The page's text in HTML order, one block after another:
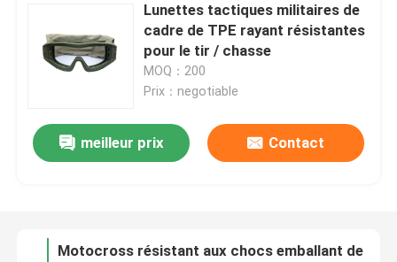
Au sujet de nous
Contactez-nous
Lunettes tactiques militaires de
cadre de TPE rayant résistantes
pour le tir / chasse
MOQ：200
Prix：negotiable
meilleur prix Contact
400 motocross UV de protection emballant d'anti verres de vélo de saleté de brouillard de lunettes
Motocross compatible de casque emballant des lunettes avec non la lentille de PC de brouillard